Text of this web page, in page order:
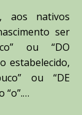
ser
ou “DO
estabelecido,
ou “DE
“o”.…